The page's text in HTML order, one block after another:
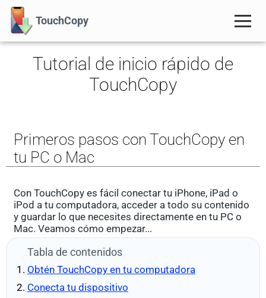
TouchCopy
Tutorial de inicio rápido de
TouchCopy
Primeros pasos con TouchCopy en
tu PC o Mac
Con TouchCopy es fácil conectar tu iPhone, iPad o
iPod a tu computadora, acceder a todo su contenido
y guardar lo que necesites directamente en tu PC o
Mac. Veamos cómo empezar...
Tabla de contenidos
Obtén TouchCopy en tu computadora
Conecta tu dispositivo